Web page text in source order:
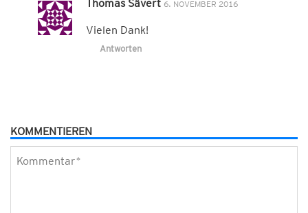
Thomas Sävert 6. NOVEMBER 2016
Vielen Dank!
Antworten
KOMMENTIEREN